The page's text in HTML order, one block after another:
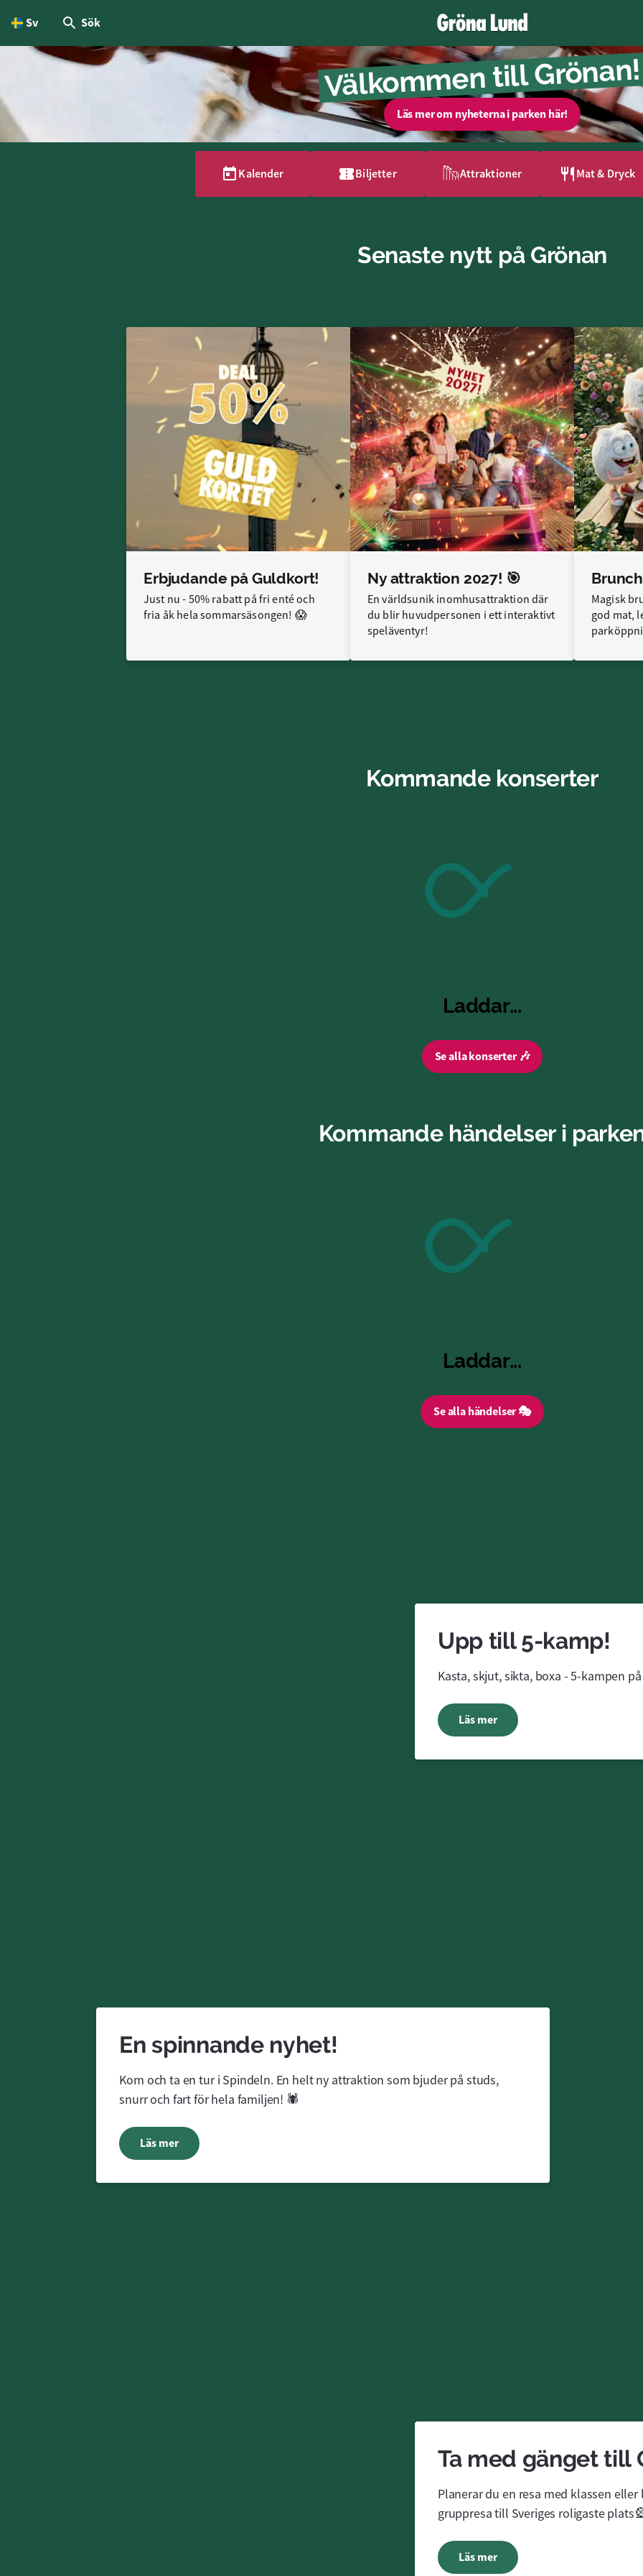
Sv Sök
Välkommen till Grönan!
Läs mer om nyheterna i parken här!
Kalender Biljetter Attraktioner Mat & Dryck
Senaste nytt på Grönan
Erbjudande på Guldkort!
Just nu - 50% rabatt på fri enté och
fria åk hela sommarsäsongen! 😱
Ny attraktion 2027! 🎯
En världsunik inomhusattraktion där
du blir huvudpersonen i ett interaktivt
speläventyr!
Magisk
god mat,
Kommande konserter
Laddar...
Se alla konserter 🎶
Kommande händelser i
Laddar...
Se alla händelser 🎭
Upp till 5-kamp!
Kasta, skjut, sikta, boxa - 5-kampen
Läs mer
En spinnande nyhet!
Kom och ta en tur i Spindeln. En helt ny attraktion som bjuder på studs,
snurr och fart för hela familjen! 🕷️
Läs mer
Ta med gänget till
Planerar du en resa med klassen
gruppresa till Sveriges roligaste
Läs mer